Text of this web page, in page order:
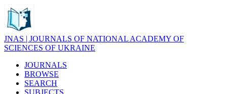
JNAS | JOURNALS OF NATIONAL ACADEMY OF
SCIENCES OF UKRAINE
JOURNALS
BROWSE
SEARCH
SUBJECTS